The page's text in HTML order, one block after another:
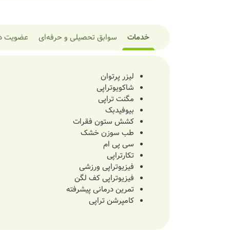
خدمات سوابق تحصیلی و حرفه‌ای عضویت
لیزر پرتوان
شاکویوتراپی
مگنت تراپی
بیوفیدبک
کشش ستون فقرات
طب سوزن خشک
سی پی ام
تکارتراپی
فیزیوتراپی ورزشی
فیزیوتراپی کف لگن
تمرین درمانی پیشرفته
کامپرشن تراپی